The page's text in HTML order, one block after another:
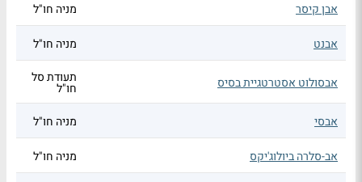
אבן קיסר מניה חו"ל
אבנט מניה חו"ל
אבסולוט אסטרטגיית בסיס תעודת סל
חו"ל
אבסי
מניה חו"ל
אב-סלרה ביולוג'יקס מניה חו"ל